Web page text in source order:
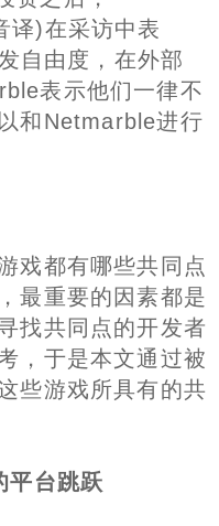
译)在采访中表
自由度，在外部
表示他们一律不
和Netmarble进行
戏都有哪些共同点
最重要的因素都是
找共同点的开发者
，于是本文通过被
些游戏所具有的共
平台跳跃